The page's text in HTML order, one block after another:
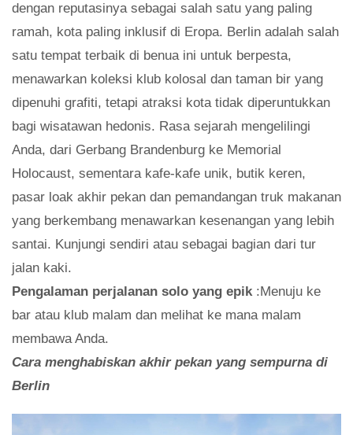
dengan reputasinya sebagai salah satu yang paling
ramah, kota paling inklusif di Eropa. Berlin adalah salah
satu tempat terbaik di benua ini untuk berpesta,
menawarkan koleksi klub kolosal dan taman bir yang
dipenuhi grafiti, tetapi atraksi kota tidak diperuntukkan
bagi wisatawan hedonis. Rasa sejarah mengelilingi
Anda, dari Gerbang Brandenburg ke Memorial
Holocaust, sementara kafe-kafe unik, butik keren,
pasar loak akhir pekan dan pemandangan truk makanan
yang berkembang menawarkan kesenangan yang lebih
santai. Kunjungi sendiri atau sebagai bagian dari tur
jalan kaki.
Pengalaman perjalanan solo yang epik :Menuju ke
bar atau klub malam dan melihat ke mana malam
membawa Anda.
Cara menghabiskan akhir pekan yang sempurna di
Berlin